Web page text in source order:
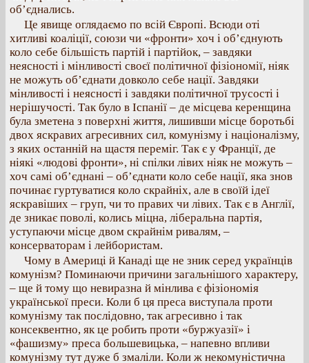
об’єднались.
Це явище оглядаємо по всій Європі. Всюди оті
хитливі коаліції, союзи чи «фронти» хоч і об’єднують
коло себе більшість партій і партійок, – завдяки
неясності і мінливості своєї політичної фізіономії, ніяк
не можуть об’єднати довколо себе нації. Завдяки
мінливості і неясності і завдяки політичної трусості і
нерішучості. Так було в Іспанії – де місцева керенщина
була зметена з поверхні життя, лишивши місце боротьбі
двох яскравих агресивних сил, комунізму і націоналізму,
з яких останній на щастя переміг. Так є у Франції, де
ніякі «людові фронти», ні спілки лівих ніяк не можуть –
хоч самі об’єднані – об’єднати коло себе нації, яка знов
починає гуртуватися коло скрайніх, але в своїй ідеї
яскравіших – груп, чи то правих чи лівих. Так є в Англії,
де зникає поволі, колись міцна, ліберальна партія,
уступаючи місце двом скрайнім ривалям, –
консерваторам і лейбористам.
Чому в Америці й Канаді ще не зник серед українців
комунізм? Поминаючи причини загальнішого характеру,
– ще й тому що невиразна й мінлива є фізіономія
української преси. Коли б ця преса виступала проти
комунізму так послідовно, так агресивно і так
консеквентно, як це робить проти «буржуазії» і
«фашизму» преса большевицька, – напевно впливи
комунізму тут дуже б змаліли. Коли ж некомуністична